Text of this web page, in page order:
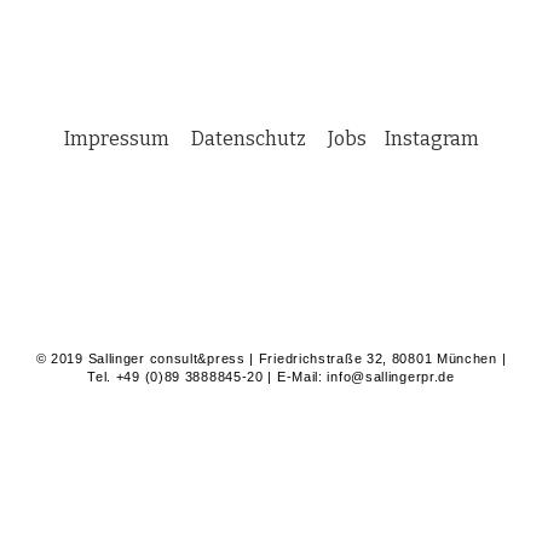
Impressum Datenschutz Jobs Instagram
© 2019 Sallinger consult&press | Friedrichstraße 32, 80801 München |
Tel. +49 (0)89 3888845-20 | E-Mail: info@sallingerpr.de